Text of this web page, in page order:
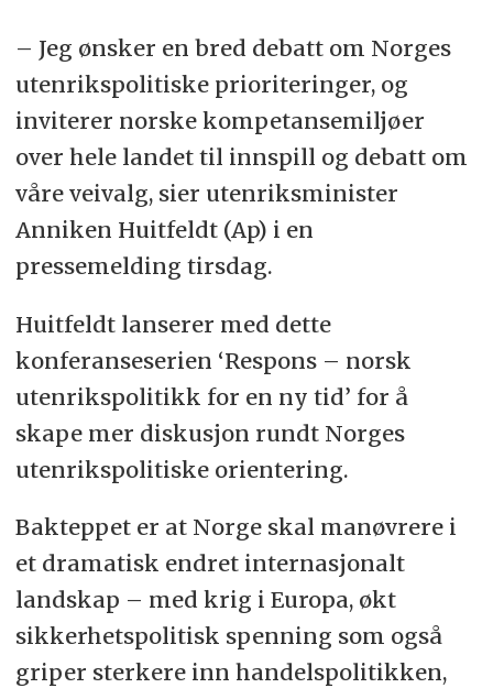
– Jeg ønsker en bred debatt om Norges
utenrikspolitiske prioriteringer, og
inviterer norske kompetansemiljøer
over hele landet til innspill og debatt om
våre veivalg, sier utenriksminister
Anniken Huitfeldt (Ap) i en
pressemelding tirsdag.
Huitfeldt lanserer med dette
konferanseserien ‘Respons – norsk
utenrikspolitikk for en ny tid’ for å
skape mer diskusjon rundt Norges
utenrikspolitiske orientering.
Bakteppet er at Norge skal manøvrere i
et dramatisk endret internasjonalt
landskap – med krig i Europa, økt
sikkerhetspolitisk spenning som også
griper sterkere inn handelspolitikken,